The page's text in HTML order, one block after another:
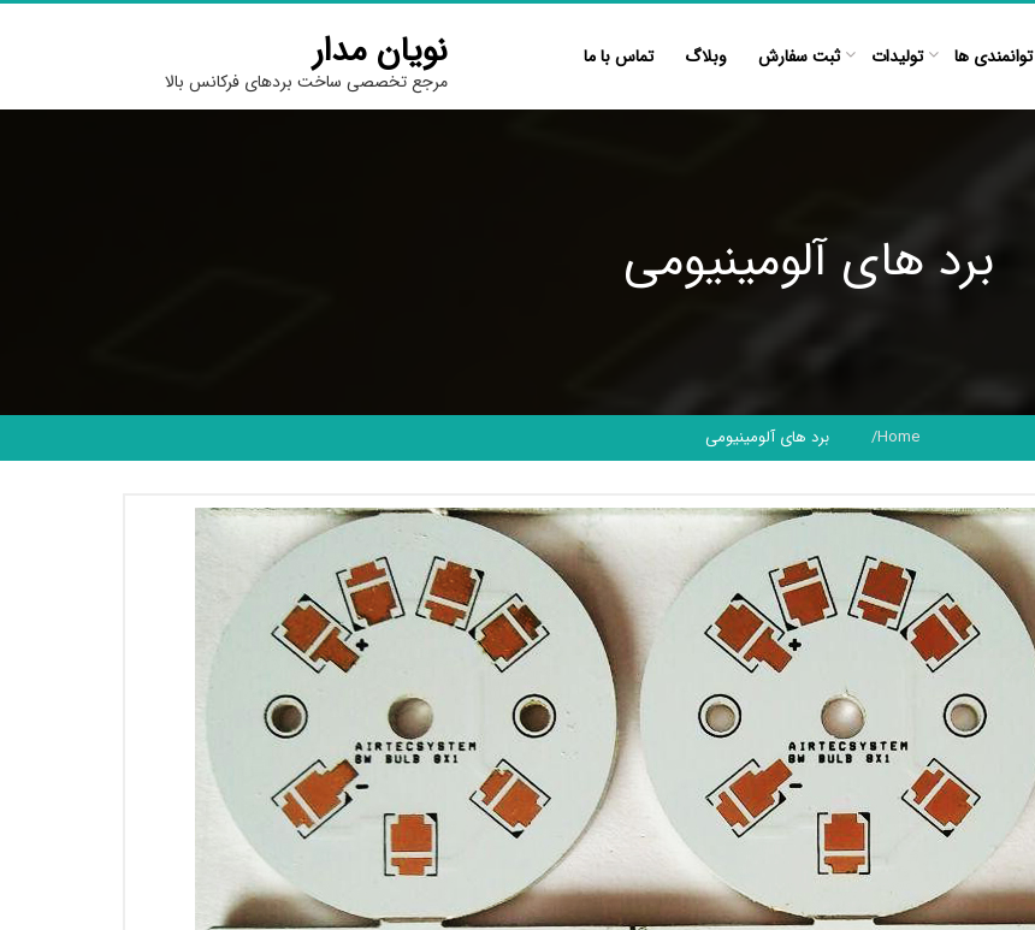
نویان مدار
مرجع تخصصی ساخت بردهای فرکانس بالا
توانمندی ها تولیدات ثبت سفارش وبلاگ تماس با ما
برد های آلومینیومی
Home برد های آلومینیومی